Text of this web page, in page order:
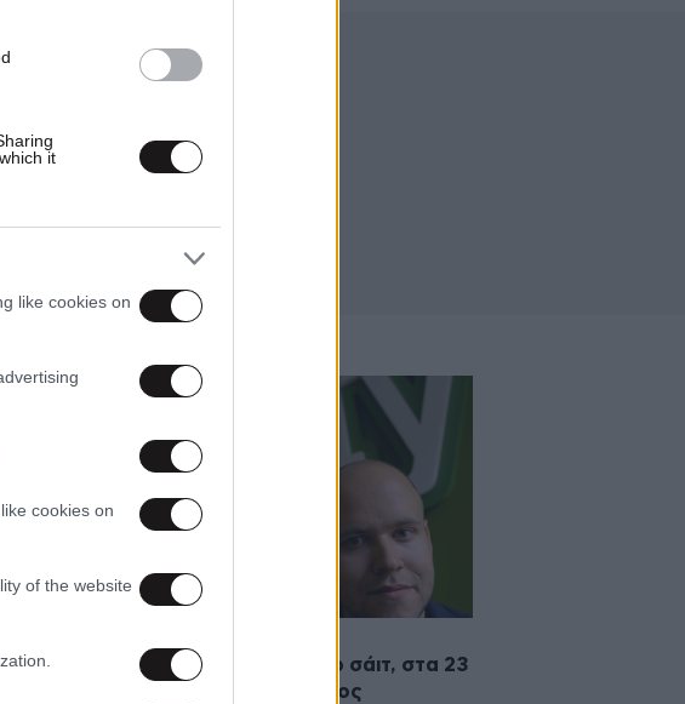
it
like cookies on
cookies on
of the website
Στα 14 έφτιαξε το πρώτο σάιτ, στα 23
ήταν ήδη εκατομμυριούχος